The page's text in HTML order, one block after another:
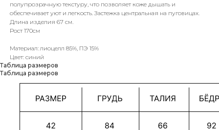
полупрозрачную текстуру, что позволяет коже дышать и
обеспечивает уют и легкость. Застежка центральная на пуговицах.
Длина изделия 67 см.
Рост 170см
Материал: лиоцелл 85%, ПЭ 15%
Цвет: синий
Таблица размеров
Таблица размеров